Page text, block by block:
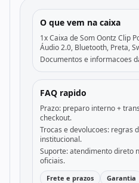
O que vem na caixa
1x Caixa de Som Oontz Clip
Áudio 2.0, Bluetooth, Preta,
Documentos e informacoes
FAQ rapido
Prazo: preparo interno +
checkout.
Trocas e devolucoes: regras
institucional.
Suporte: atendimento direto
oficiais.
Frete e prazos Garantia